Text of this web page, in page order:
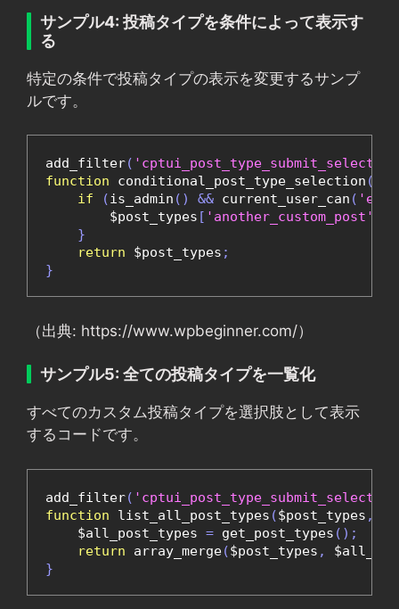
サンプル4: 投稿タイプを条件によって表示す
る
特定の条件で投稿タイプの表示を変更するサンプ
ルです。
add_filter( 'cptui_post_type_submit_select'
function conditional_post_type_selection (
if
(is_admin () && current_user_can (
        $post_types
[ 'another_custom_post'
}
return $post_types ;
}
（出典: https://www.wpbeginner.com/）
サンプル5: 全ての投稿タイプを一覧化
すべてのカスタム投稿タイプを選択肢として表示
するコードです。
add_filter( 'cptui_post_type_submit_select'
function list_all_post_types ($post_types ,
    $all_post_types
= get_post_types ();
return array_merge($post_types ,
}